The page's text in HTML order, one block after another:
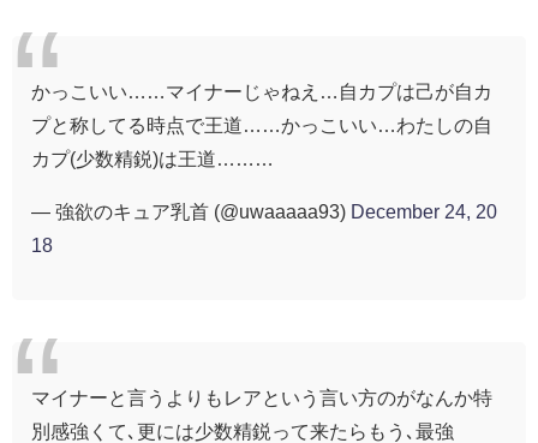
かっこいい……マイナーじゃねえ…自カプは己が自カ
プと称してる時点で王道……かっこいい…わたしの自
カプ(少数精鋭)は王道………
— 強欲のキュア乳首 (@uwaaaaa93) December 24, 20
18
マイナーと言うよりもレアという言い方のがなんか特
別感強くて､更には少数精鋭って来たらもう､最強